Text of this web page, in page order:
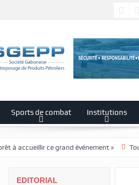
Sports de combat Institutions
ce grand événement » Tournoi
EDITORIAL